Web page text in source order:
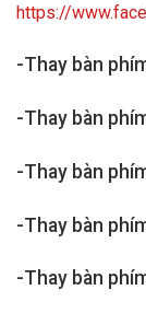
https://
-Thay bàn
-Thay bàn
-Thay bàn
-Thay bàn
-Thay bàn